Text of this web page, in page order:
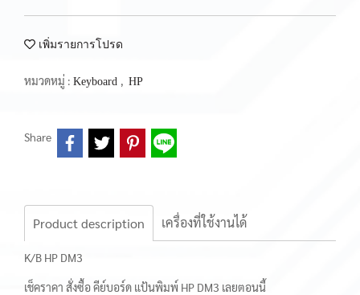
เพิ่มรายการโปรด
หมวดหมู่ : Keyboard , HP
Share
Product description เครื่องที่ใช้งานได้
K/B HP DM3
เช็คราคา สั่งซื้อ คีย์บอร์ด แป้นพิมพ์ HP DM3 เลยตอนนี้